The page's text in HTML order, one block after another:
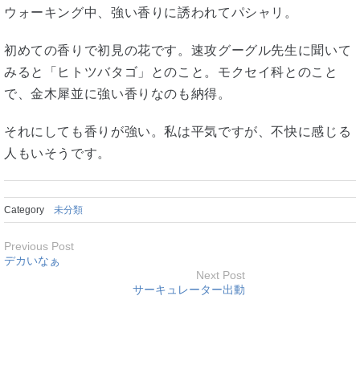
ウォーキング中、強い香りに誘われてパシャリ。
初めての香りで初見の花です。速攻グーグル先生に聞いて
みると「ヒトツバタゴ」とのこと。モクセイ科とのこと
で、金木犀並に強い香りなのも納得。
それにしても香りが強い。私は平気ですが、不快に感じる
人もいそうです。
Category 未分類
Previous Post
デカいなぁ
Next Post
サーキュレーター出動